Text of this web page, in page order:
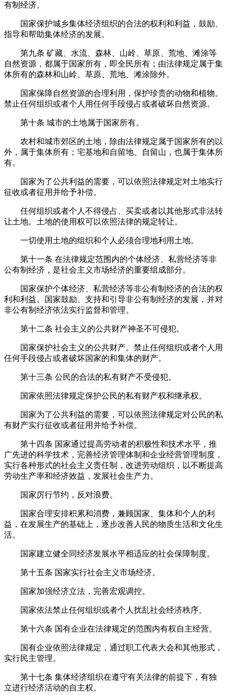
有制经济。
国家保护城乡集体经济组织的合法的权利和利益，鼓励、
指导和帮助集体经济的发展。
第九条 矿藏、水流、森林、山岭、草原、荒地、滩涂等
自然资源，都属于国家所有，即全民所有；由法律规定属于集
体所有的森林和山岭、草原、荒地、滩涂除外。
国家保障自然资源的合理利用，保护珍贵的动物和植物。
禁止任何组织或者个人用任何手段侵占或者破坏自然资源。
第十条 城市的土地属于国家所有。
农村和城市郊区的土地，除由法律规定属于国家所有的以
外，属于集体所有；宅基地和自留地、自留山，也属于集体所
有。
国家为了公共利益的需要，可以依照法律规定对土地实行
征收或者征用并给予补偿。
任何组织或者个人不得侵占、买卖或者以其他形式非法转
让土地。土地的使用权可以依照法律的规定转让。
一切使用土地的组织和个人必须合理地利用土地。
第十一条 在法律规定范围内的个体经济、私营经济等非
公有制经济，是社会主义市场经济的重要组成部分。
国家保护个体经济、私营经济等非公有制经济的合法的权
利和利益。国家鼓励、支持和引导非公有制经济的发展，并对
非公有制经济依法实行监督和管理。
第十二条 社会主义的公共财产神圣不可侵犯。
国家保护社会主义的公共财产。禁止任何组织或者个人用
任何手段侵占或者破坏国家的和集体的财产。
第十三条 公民的合法的私有财产不受侵犯。
国家依照法律规定保护公民的私有财产权和继承权。
国家为了公共利益的需要，可以依照法律规定对公民的私
有财产实行征收或者征用并给予补偿。
第十四条 国家通过提高劳动者的积极性和技术水平，推
广先进的科学技术，完善经济管理体制和企业经营管理制度，
实行各种形式的社会主义责任制，改进劳动组织，以不断提高
劳动生产率和经济效益，发展社会生产力。
国家厉行节约，反对浪费。
国家合理安排积累和消费，兼顾国家、集体和个人的利
益，在发展生产的基础上，逐步改善人民的物质生活和文化生
活。
国家建立健全同经济发展水平相适应的社会保障制度。
第十五条 国家实行社会主义市场经济。
国家加强经济立法，完善宏观调控。
国家依法禁止任何组织或者个人扰乱社会经济秩序。
第十六条 国有企业在法律规定的范围内有权自主经营。
国有企业依照法律规定，通过职工代表大会和其他形式，
实行民主管理。
第十七条 集体经济组织在遵守有关法律的前提下，有独
立进行经济活动的自主权。